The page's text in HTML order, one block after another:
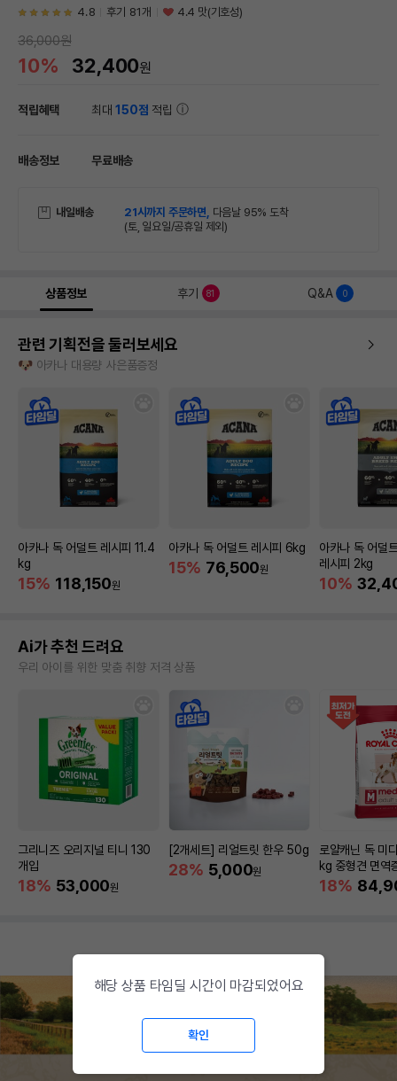
4.8 후기 81개 4.4 맛(기호성)
36,000원
10% 32,400원
적립혜택 최대150점 적립
배송정보 무료배송
내일배송 21시까지 주문하면, 다음날 95% 도착
(토, 일요일/공휴일 제외)
상품정보 후기 81 Q&A 0
관련 기획전을 둘러보세요
🐶 아카나 대용량 사은품증정
아카나 독 어덜트 레시피 11.4
kg
15% 118,150원
아카나 독 어덜트 레시피 6kg
15% 76,500원
아카나 독 어덜
레시피 2kg
10%
Ai가 추천 드려요
우리 아이를 위한 맞춤 취향 저격 상품
그리니즈 오리지널 티니 130
개입
18% 53,000원
[2개세트] 리얼트릿 한우 50g
28% 5,000원
로얄캐닌 독 미
kg 중형견 면역
18%
해당 상품 타임딜 시간이 마감되었어요
확인